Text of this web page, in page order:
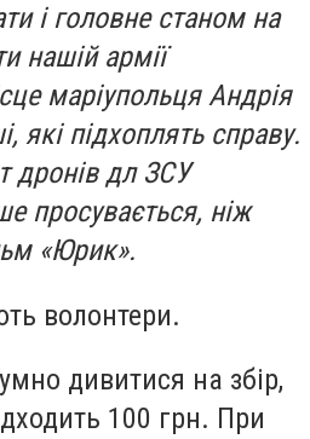
і головне станом на
нашій армії
маріупольця Андрія
які підхоплять справу.
дронів дл ЗСУ
просувається, ніж
«Юрик».
волонтери.
дивитися на збір,
100 грн. При